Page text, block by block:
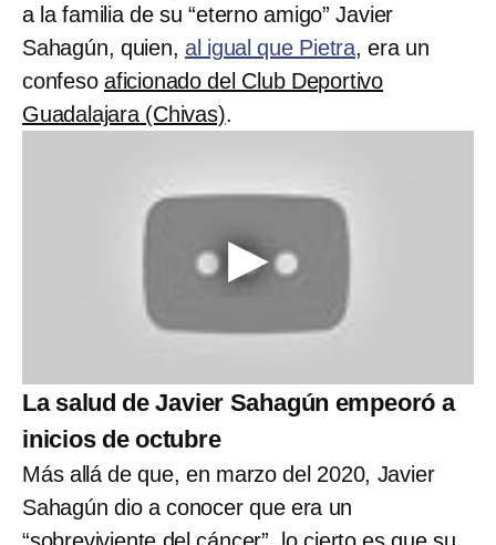
a la familia de su “eterno amigo” Javier
Sahagún, quien,al igual que Pietra, era un
confeso aficionado del Club Deportivo
Guadalajara (Chivas).
La salud de Javier Sahagún empeoró a
inicios de octubre
Más allá de que, en marzo del 2020, Javier
Sahagún dio a conocer que era un